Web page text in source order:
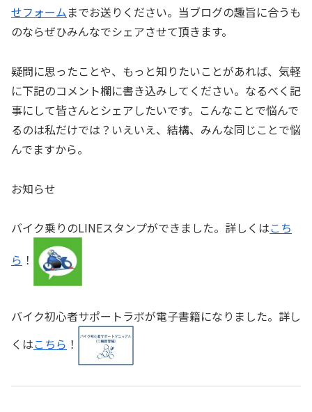
せフォームまでお送りください。当ブログの趣旨に合うも
のならぜひみんなでシェアさせて頂きます。
疑問に思ったことや、もっと知りたいことがあれば、気軽
に下記のコメント欄に書き込みしてください。なるべく記
事にして皆さんとシェアしたいです。こんなことで悩んで
るのは私だけでは？いえいえ、結構、みんな同じことで悩
んでますから。
お知らせ
バイク乗りのLINEスタンプができました。詳しくはこち
ら ！
バイク初心者サポートラボが電子書籍になりました。詳し
くはこちら ！